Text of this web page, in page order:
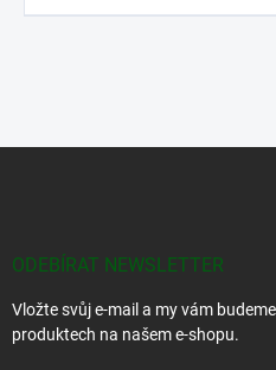
ODEBÍRAT NEWSLETTER
Vložte svůj e-mail a my vám
produktech na našem e-shopu.